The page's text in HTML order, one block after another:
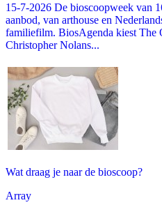
15-7-2026 De bioscoopweek van
aanbod, van arthouse en
familiefilm. BiosAgenda kiest The
Christopher Nolans...
Wat draag je naar de bioscoop?
Array